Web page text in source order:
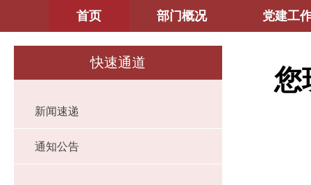
首页 部门概况 党建工
快速通道
新闻速递
通知公告
您